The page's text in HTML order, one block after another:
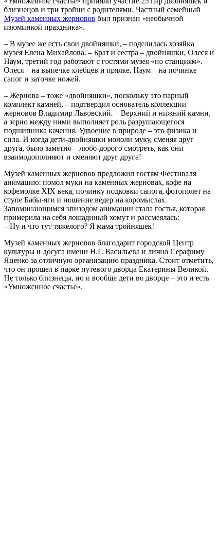
близнецов и три тройни с родителями. Частный семейный
Музей каменных жерновов был признан «необычной
изюминкой праздника».
– В музее же есть свои двойняшки, – поделилась хозяйка
музея Елена Михайлова. – Брат и сестра – двойняшки, Олеся и
Наум, третий год работают с гостями музея «по станциям».
Олеся – на выпечке хлебцев и прялке, Наум – на починке
сапог и заточке ножей.
– Жернова – тоже «двойняшки», поскольку это парный
комплект камней, – подтвердил основатель коллекции
жерновов Владимир Львовский. – Верхний и нижний камни,
а зерно между ними выполняет роль разрушающегося
подшипника качения. Удвоение в природе – это физика и
сила. И когда дети-двойняшки мололи муку, сменяя друг
друга, было заметно – любо-дорого смотреть, как они
взаимодополняют и сменяют друг друга!
Музей каменных жерновов предложил гостям Фестиваля
анимацию: помол муки на каменных жерновах, кофе на
кофемолке XIX века, починку подковки сапога, фотополет на
ступе Бабы-яги и ношение ведер на коромыслах.
Запоминающимся эпизодом анимации стала гостья, которая
примерила на себя лошадиный хомут и рассмеялась:
– Ну и что тут тяжелого? Я мама тройняшек!
Музей каменных жерновов благодарит городской Центр
культуры и досуга имени Н.Г. Васильева и лично Серафиму
Яценко за отличную организацию праздника. Стоит отметить,
что он прошел в парке путевого дворца Екатерины Великой.
Не только близнецы, но и вообще дети во дворце – это и есть
«Умноженное счастье».